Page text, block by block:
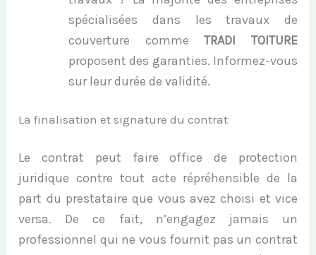
spécialisées dans les travaux de
couverture commeTRADI TOITURE
proposent des garanties. Informez-vous
sur leur durée de validité.
La finalisation et signature du contrat
Le contrat peut faire officede protection
juridique contre tout acte répréhensible de la
part du prestataire que vous avez choisi et vice
versa. De ce fait, n’engagez jamais un
professionnel qui ne vous fournit pas un contrat